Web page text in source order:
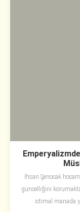
İhsan Şenocak
güncelliğini
ictimaî manada